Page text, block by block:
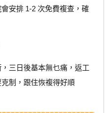
安排 1-2 次免費複查，確
三日後基本無乜痛，返工
制，跟住恢複得好順